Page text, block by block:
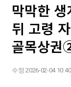
막막한
뒤 고령
골목상
수정 2026-02-04 10:40